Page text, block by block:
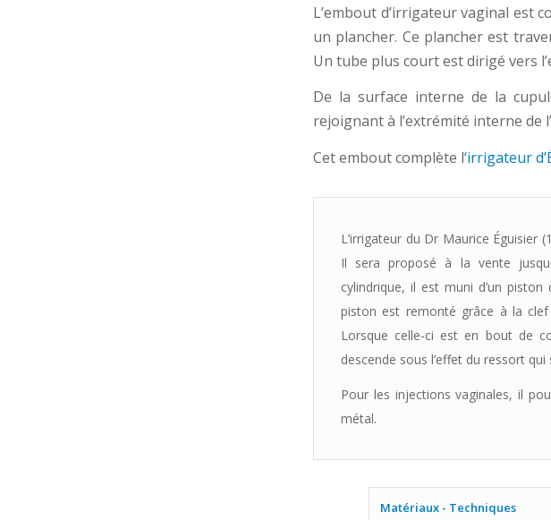
L’embout d’irrigateur vaginal est
un plancher. Ce plancher est
Un tube plus court est dirigé vers
De la surface interne de la
rejoignant à l’extrémité interne de
Cet embout complète l‘irrigateur
L’irrigateur du Dr Maurice Éguisier
Il sera proposé à la vente
cylindrique, il est muni d’un
piston est remonté grâce à la
Lorsque celle-ci est en bout de
descende sous l’effet du ressort qui
Pour les injections vaginales, il
métal.
Matériaux - Techniques